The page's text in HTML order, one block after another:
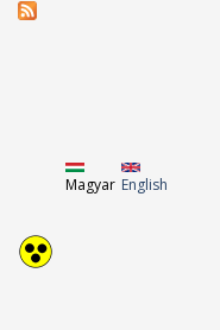
Magyar English